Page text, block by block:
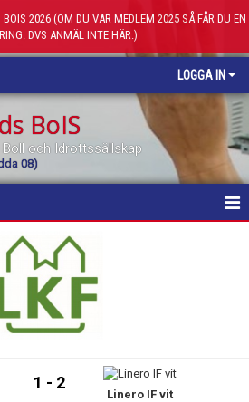
2026 (OM DU VAR MEDLEM 2025 SÅ FÅR DU EN
DVS ANMÄL INTE HÄR.)
LOGGA IN
BoIS
och Idrottssällskap
08)
1 - 2
Linero IF vit